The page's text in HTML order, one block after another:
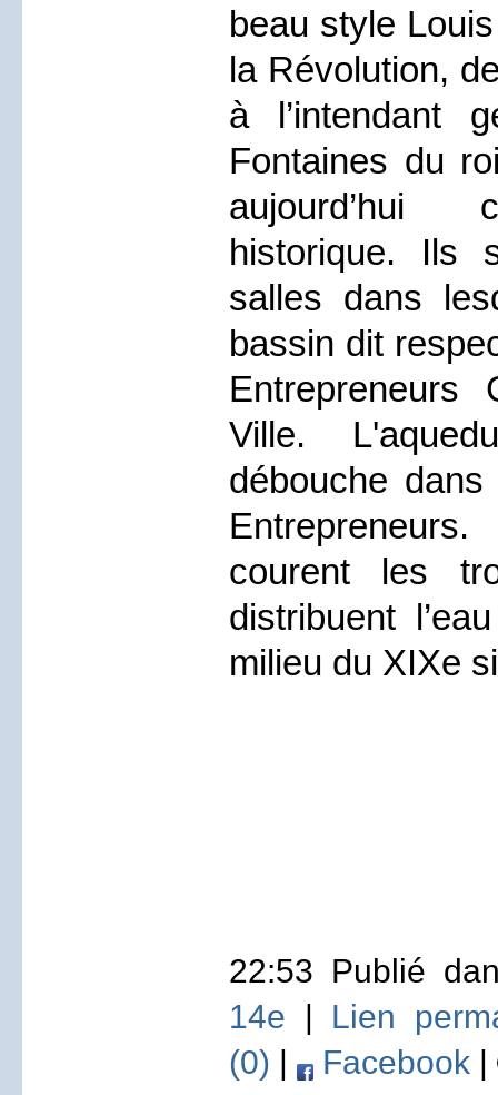
beau style
la Révolution,
à l’intendant
Fontaines du
aujourd’hui
historique. Ils
salles dans
bassin dit
Ville.
débouche
courent les
distribuent
milieu du XIXe
22:53 Publié
14e | Lien
(0) | Facebook |